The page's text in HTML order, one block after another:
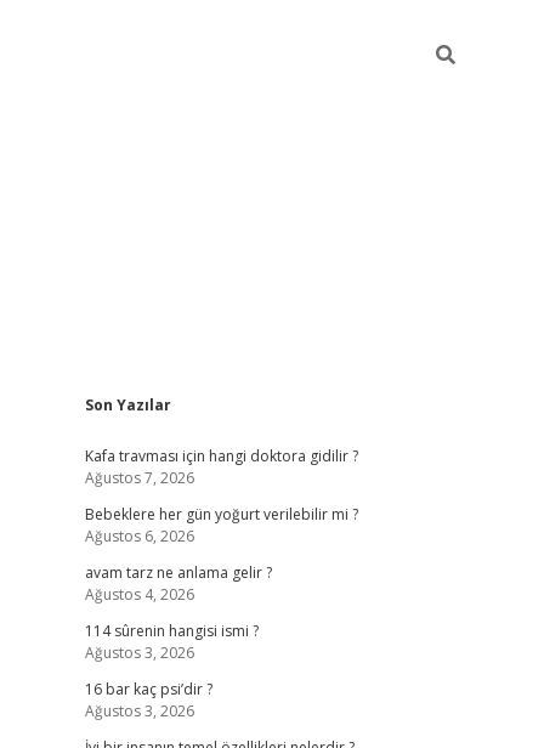
Sidebar
Son Yazılar
Kafa travması için hangi doktora gidilir ?
Ağustos 7, 2026
Bebeklere her gün yoğurt verilebilir mi ?
Ağustos 6, 2026
avam tarz ne anlama gelir ?
Ağustos 4, 2026
114 sûrenin hangisi ismi ?
Ağustos 3, 2026
16 bar kaç psi’dir ?
Ağustos 3, 2026